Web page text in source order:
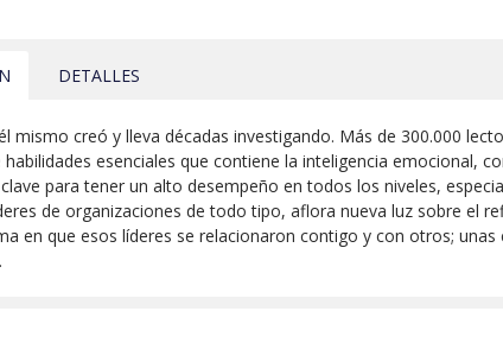
DETALLES
creó y lleva décadas investigando. Más de 300.000
esenciales que contiene la inteligencia emocional,
para tener un alto desempeño en todos los niveles,
de organizaciones de todo tipo, aflora nueva luz sobre el
en que esos líderes se relacionaron contigo y con otros; unas